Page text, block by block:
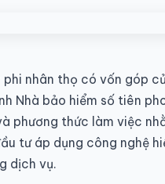
nhân thọ có vốn góp
Nhà bảo hiểm số tiên
phương thức làm việc
tư áp dụng công nghệ
dịch vụ.